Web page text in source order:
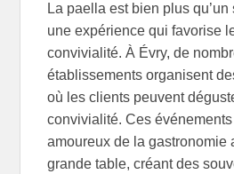
La paella est bien plus qu’un
une expérience qui favorise
convivialité. À Évry, de
établissements organisent
où les clients peuvent
convivialité. Ces
amoureux de la gastronomie
grande table, créant des